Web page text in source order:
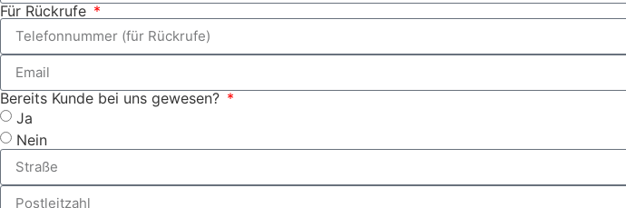
Für Rückrufe
Bereits Kunde bei uns gewesen?
Ja
Nein